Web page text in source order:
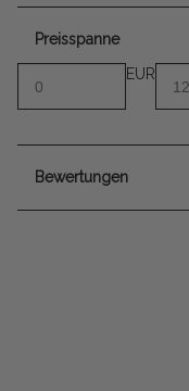
Preisspanne
EUR
Bewertungen